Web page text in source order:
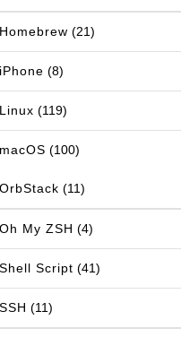
Homebrew (21)
iPhone (8)
Linux (119)
macOS (100)
OrbStack (11)
Oh My ZSH (4)
Shell Script (41)
SSH (11)